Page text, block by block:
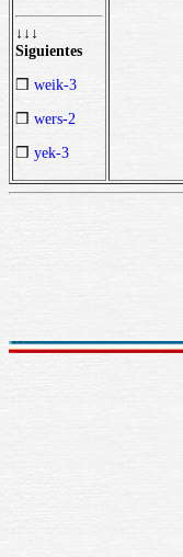
↓↓↓
Siguientes
❒ weik-3
❒ wers-2
❒ yek-3